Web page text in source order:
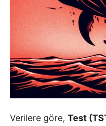
Verilere göre, Test